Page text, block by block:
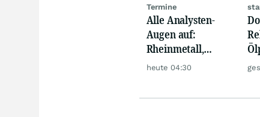
Termine
Alle Analysten-
Augen auf:
Rheinmetall,
Deutsche Telekom,
heute 04:30